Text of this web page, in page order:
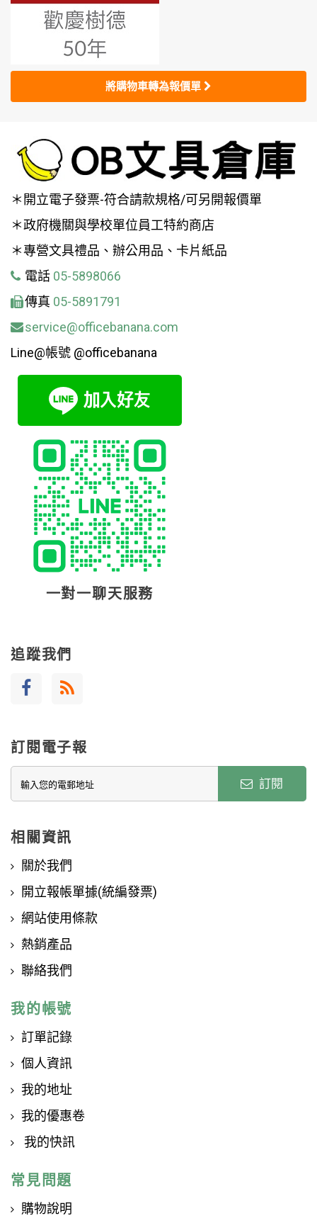
將購物車轉為報價單
＊開立電子發票-符合請款規格/可另開報價單
＊政府機關與學校單位員工特約商店
＊專營文具禮品、辦公用品、卡片紙品
電話 05-5898066
傳真 05-5891791
service@officebanana.com
Line@帳號 @officebanana
一對一聊天服務
追蹤我們
訂閱電子報
訂閱
相關資訊
關於我們
開立報帳單據(統編發票)
網站使用條款
熱銷產品
聯絡我們
我的帳號
訂單記錄
個人資訊
我的地址
我的優惠卷
我的快訊
常見問題
購物說明